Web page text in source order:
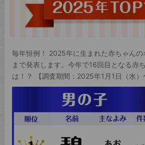
毎年恒例！ 2025年に生まれた赤ちゃん
まで発表します。今年で16回目となる赤
は！？ 【調査期間：2025年1月1日（水